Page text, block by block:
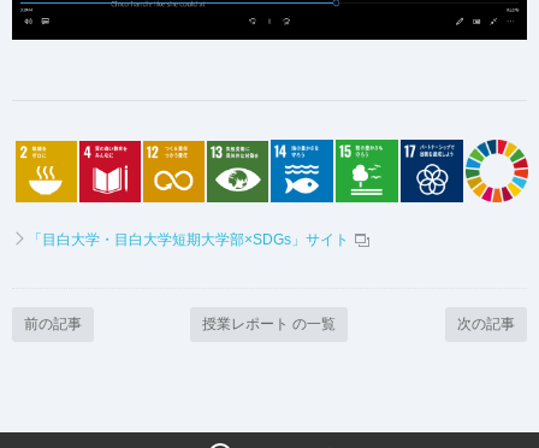
「目白大学・目白大学短期大学部×SDGs」サイト
前の記事 授業レポート の一覧 次の記事